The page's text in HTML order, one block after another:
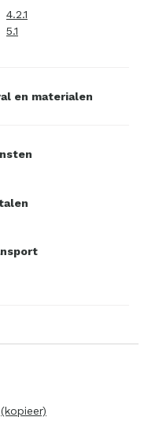
4.2.1
5.1
en materialen
(kopieer)